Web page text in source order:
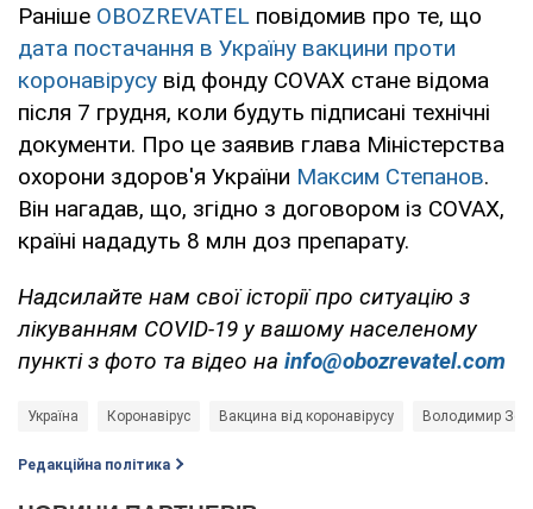
Раніше OBOZREVATEL повідомив про те, що
дата постачання в Україну вакцини проти
коронавірусу від фонду COVAX стане відома
після 7 грудня, коли будуть підписані технічні
документи. Про це заявив глава Міністерства
охорони здоров'я України Максим Степанов.
Він нагадав, що, згідно з договором із COVAX,
країні нададуть 8 млн доз препарату.
Надсилайте нам свої історії про ситуацію з
лікуванням COVID-19 у вашому населеному
пункті з фото та відео на info@obozrevatel.com
Україна Коронавірус Вакцина від коронавірусу Володимир
Редакційна політика